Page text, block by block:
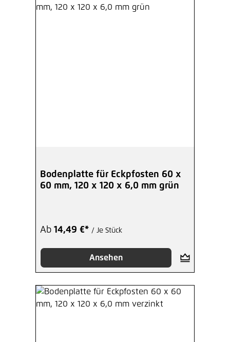
Bodenplatte für Eckpfosten 60 x
60 mm, 120 x 120 x 6,0 mm grün
Ab 14,49 €* / Je Stück
Ansehen